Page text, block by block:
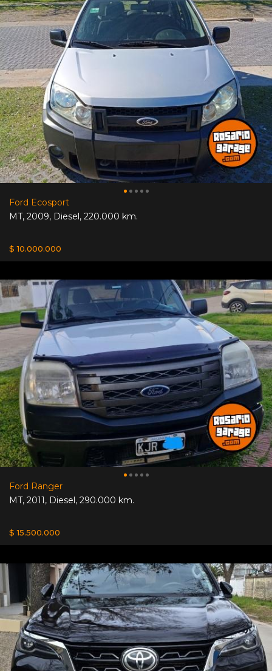
Ford Ecosport
MT, 2009, Diesel, 220.000 km.
$ 10.000.000
Ford Ranger
MT, 2011, Diesel, 290.000 km.
$ 15.500.000